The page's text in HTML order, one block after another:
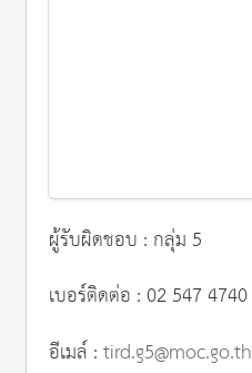
ผู้รับผิดชอบ : กลุ่ม 5
เบอร์ติดต่อ : 02 547 4740
อีเมล์ :tird.g5@moc.go.th